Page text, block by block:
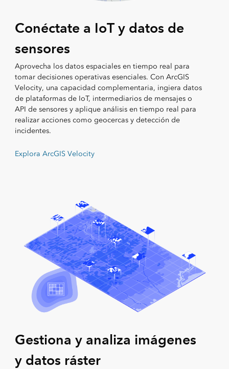
Conéctate a IoT y datos de
sensores
Aprovecha los datos espaciales en tiempo real para
tomar decisiones operativas esenciales. Con ArcGIS
Velocity, una capacidad complementaria, ingiera datos
de plataformas de IoT, intermediarios de mensajes o
API de sensores y aplique análisis en tiempo real para
realizar acciones como geocercas y detección de
incidentes.
Explora ArcGIS Velocity
Gestiona y analiza imágenes
y datos ráster